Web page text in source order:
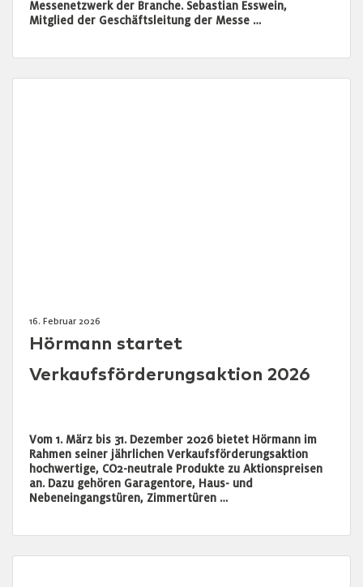
Messenetzwerk der Branche. Sebastian Esswein,
Mitglied der Geschäftsleitung der Messe …
16. Februar 2026
Hörmann startet
Verkaufsförderungsaktion 2026
Vom 1. März bis 31. Dezember 2026 bietet Hörmann im
Rahmen seiner jährlichen Verkaufsförderungsaktion
hochwertige, CO2-neutrale Produkte zu Aktionspreisen
an. Dazu gehören Garagentore, Haus- und
Nebeneingangstüren, Zimmertüren …